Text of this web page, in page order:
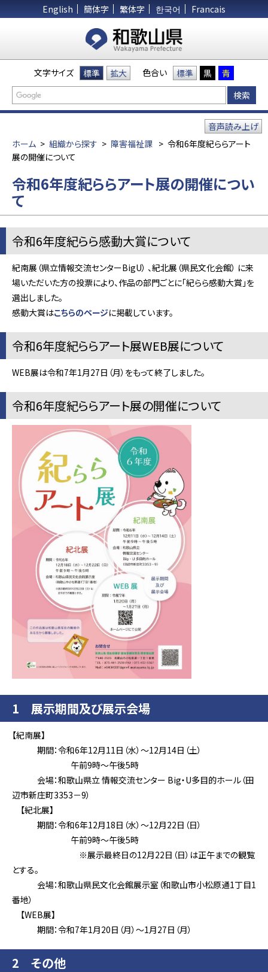
English 簡体字 繁体字 한국어 Francais
文字サイズ 標準 拡大 色合い 標準 黒 青
ホーム > 組織から探す > 障害福祉課 > 令和6年度紀ららアート
展の開催について
音声読み上げ
令和6年度紀ららアート展の開催につい
て
令和6年度紀らら感動大賞について
紀南展（県立情報交流センターBigU） 、紀北展（県民文化会館） に来
場いただいた方の投票により、作品の部門ごとに「紀らら感動大賞」を
選出しました。
感動大賞はこちらのページに掲載しています。
令和6年度紀ららアート展WEB展について
WEB展は令和7年1月27日（月）をもって終了しました。
令和6年度紀ららアート展の開催について
1 展示期間及び展示会場
【紀南展】
期間：令和6年12月11日（水）～12月14日（土）
午前9時～午後5時
会場：和歌山県立 情報交流センター Big・U多目的ホール（田
辺市新庄町3353－9）
【紀北展】
期間：令和6年12月18日（水）～12月22日（日）
午前9時～午後5時
※展示最終日の12月22日（日）は正午までの観覧
とする。
会場：和歌山県民文化会館展示室（和歌山市小松原通1丁目1
番地）
【WEB展】
期間：令和7年1月20日（月）～1月27日（月）
2 その他